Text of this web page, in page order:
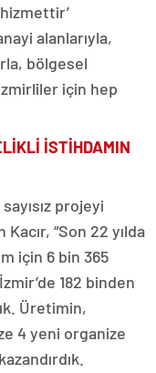
alanlarıyla,
bölgesel
için hep
İSTİHDAMIN
sayısız projeyi
Kacır, “Son 22 yılda
için 6 bin 365
182 binden
Üretimin,
4 yeni organize